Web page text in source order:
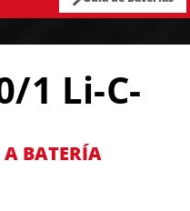
1 Li-C-
A BATERÍA